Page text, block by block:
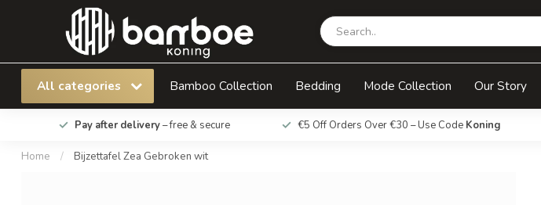
All categories Bamboo Collection Bedding Mode Collection Our Story
Pay after delivery– free & secure €5 Off Orders Over €30 – Use Code Koning
Home / Bijzettafel Zea Gebroken wit
Bijzettafel Zea Gebroken wit